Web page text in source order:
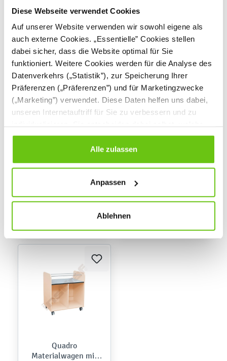
Diese Webseite verwendet Cookies
Auf unserer Website verwenden wir sowohl eigene als
auch externe Cookies. „Essentielle” Cookies stellen
dabei sicher, dass die Website optimal für Sie
funktioniert. Weitere Cookies werden für die Analyse des
Datenverkehrs („Statistik”), zur Speicherung Ihrer
Präferenzen („Präferenzen”) und für Marketingzwecke
(„Marketing”) verwendet. Diese Daten helfen uns dabei,
unseren Internetauftriff für Sie zu verbessern und zu
Cookies Sie erlauben. Verweigern Sie Ihre Zustimmung,
wählen Sie „Alle ablehnen” – in diesem Fall werden nur
Daten verarbeitet, die für den Besuch unserer Website
jederzeit ändern, indem Sie auf die Schaltfläche unten
links klicken. Weitere Informationen zur Datennutzung
Alle zulassen
Anpassen
Ablehnen
Sitzkissen,
855336PU
Flexi Materialwagen,
Produktnummer:
Quadro
Materialwagen mit